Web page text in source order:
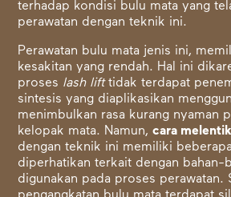
terhadap kondisi bulu mata yang
perawatan dengan teknik ini.
Perawatan bulu mata jenis ini,
kesakitan yang rendah. Hal ini
proses lash lifttidak terdapat
sintesis yang diaplikasikan
menimbulkan rasa kurang nyaman
kelopak mata. Namun,cara
dengan teknik ini memiliki
diperhatikan terkait dengan bahan-
digunakan pada proses perawatan.